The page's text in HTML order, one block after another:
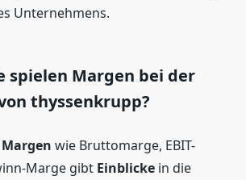
Unternehmens.
spielen Margen bei der
thyssenkrupp?
Margen wie Bruttomarge, EBIT-
Marge gibt Einblicke in die